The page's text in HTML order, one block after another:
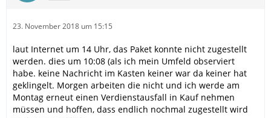
23. November 2018 um 15:15
laut Internet um 14 Uhr, das Paket konnte nicht zugestellt
werden. dies um 10:08 (als ich mein Umfeld observiert
habe. keine Nachricht im Kasten keiner war da keiner hat
geklingelt. Morgen arbeiten die nicht und ich werde am
Montag erneut einen Verdienstausfall in Kauf nehmen
müssen und hoffen, dass endlich nochmal zugestellt wird